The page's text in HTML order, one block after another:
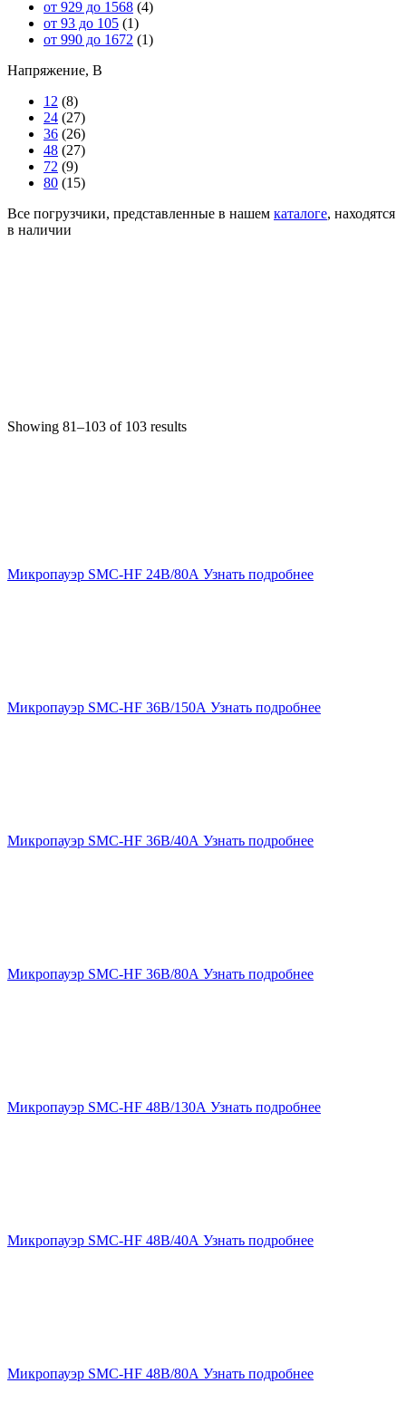
от 929 до 1568 (4)
от 93 до 105 (1)
от 990 до 1672 (1)
Напряжение, В
12 (8)
24 (27)
36 (26)
48 (27)
72 (9)
80 (15)
Все погрузчики, представленные в нашем каталоге, находятся
в наличии
Showing 81–103 of 103 results
Микропауэр SMC-HF 24В/80А Узнать подробнее
Микропауэр SMC-HF 36В/150А Узнать подробнее
Микропауэр SMC-HF 36В/40А Узнать подробнее
Микропауэр SMC-HF 36В/80А Узнать подробнее
Микропауэр SMC-HF 48В/130А Узнать подробнее
Микропауэр SMC-HF 48В/40А Узнать подробнее
Микропауэр SMC-HF 48В/80А Узнать подробнее